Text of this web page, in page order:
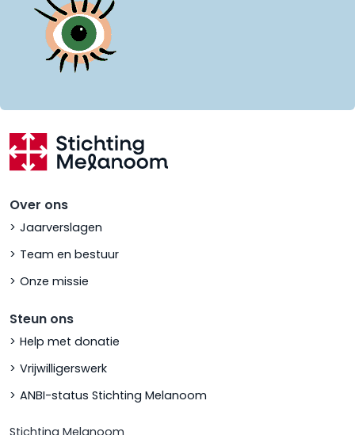
Over ons
Jaarverslagen
Team en bestuur
Onze missie
Steun ons
Help met donatie
Vrijwilligerswerk
ANBI-status Stichting Melanoom